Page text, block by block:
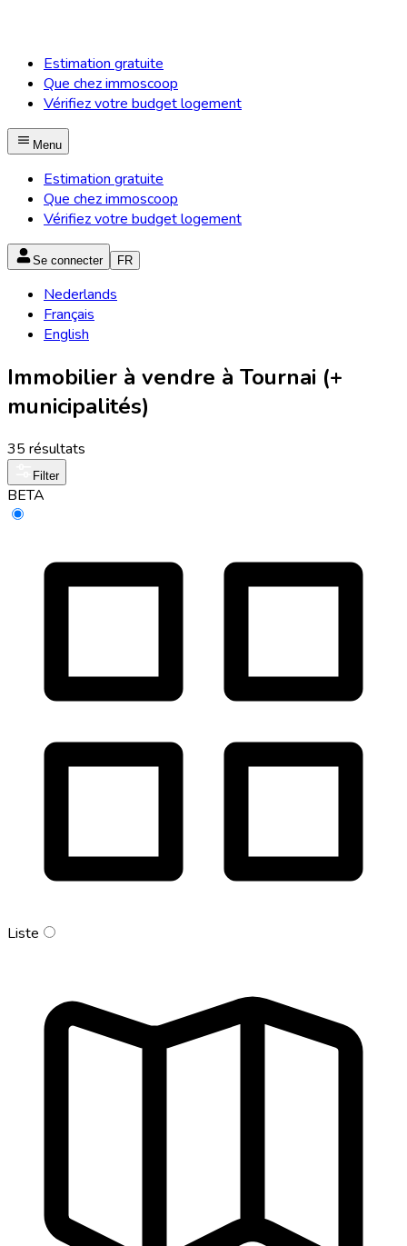
Estimation gratuite
Que chez immoscoop
Vérifiez votre budget logement
Menu
Estimation gratuite
Que chez immoscoop
Vérifiez votre budget logement
Se connecter FR
Nederlands
Français
English
Immobilier à vendre à Tournai (+
municipalités)
35 résultats
Filter
BETA
Liste